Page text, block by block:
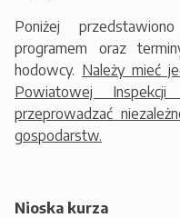
Poniżej
programem oraz
hodowcy. Należy mieć
Powiatowej
przeprowadzać
gospodarstw.
Nioska kurza